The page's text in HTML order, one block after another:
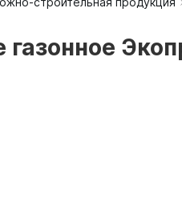
газонное